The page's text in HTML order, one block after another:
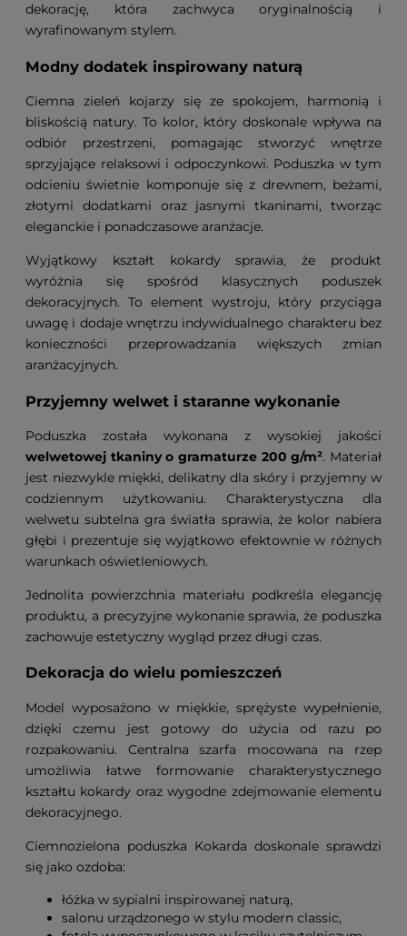
dekorację, która zachwyca oryginalnością i
wyrafinowanym stylem.
Modny dodatek inspirowany naturą
Ciemna zieleń kojarzy się ze spokojem, harmonią i
bliskością natury. To kolor, który doskonale wpływa na
odbiór przestrzeni, pomagając stworzyć wnętrze
sprzyjające relaksowi i odpoczynkowi. Poduszka w tym
odcieniu świetnie komponuje się z drewnem, beżami,
złotymi dodatkami oraz jasnymi tkaninami, tworząc
eleganckie i ponadczasowe aranżacje.
Wyjątkowy kształt kokardy sprawia, że produkt
wyróżnia się spośród klasycznych poduszek
dekoracyjnych. To element wystroju, który przyciąga
uwagę i dodaje wnętrzu indywidualnego charakteru bez
konieczności przeprowadzania większych zmian
aranżacyjnych.
Przyjemny welwet i staranne wykonanie
Poduszka została wykonana z wysokiej jakości
welwetowej tkaniny o gramaturze 200 g/m². Materiał
jest niezwykle miękki, delikatny dla skóry i przyjemny w
codziennym użytkowaniu. Charakterystyczna dla
welwetu subtelna gra światła sprawia, że kolor nabiera
głębi i prezentuje się wyjątkowo efektownie w różnych
warunkach oświetleniowych.
Jednolita powierzchnia materiału podkreśla elegancję
produktu, a precyzyjne wykonanie sprawia, że poduszka
zachowuje estetyczny wygląd przez długi czas.
Dekoracja do wielu pomieszczeń
Model wyposażono w miękkie, sprężyste wypełnienie,
dzięki czemu jest gotowy do użycia od razu po
rozpakowaniu. Centralna szarfa mocowana na rzep
umożliwia łatwe formowanie charakterystycznego
kształtu kokardy oraz wygodne zdejmowanie elementu
dekoracyjnego.
Ciemnozielona poduszka Kokarda doskonale sprawdzi
się jako ozdoba:
łóżka w sypialni inspirowanej naturą,
salonu urządzonego w stylu modern classic,